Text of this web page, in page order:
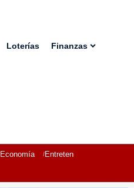
Loterías Finanzas
Economía Entretenimiento